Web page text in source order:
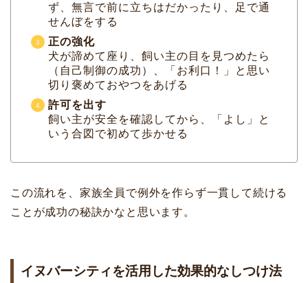
ず、無言で前に立ちはだかったり、足で通
せんぼをする
正の強化
犬が諦めて座り、飼い主の目を見つめたら
（自己制御の成功）、「お利口！」と思い
切り褒めておやつをあげる
許可を出す
飼い主が安全を確認してから、「よし」と
いう合図で初めて歩かせる
この流れを、家族全員で例外を作らず一貫して続ける
ことが成功の秘訣かなと思います。
イヌバーシティを活用した効果的なしつけ法